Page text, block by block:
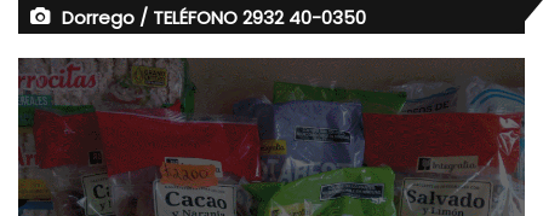
Dorrego / TELÉFONO 2932 40-0350